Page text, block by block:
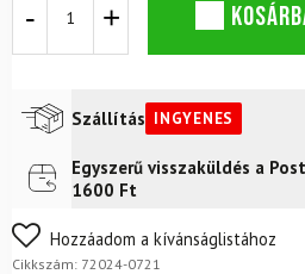
DYNAFIT
M
Cinder
mennyiség
Szállítás INGYENES
Futár a címreIngyenes
FoxPost
Egyszerű visszaküldés a
1600 Ft
Nem biztos a választásában?
egyszerűen visszaküldheti 14
Hozzáadom a kívánságlistához
Cikkszám: 72024-0721